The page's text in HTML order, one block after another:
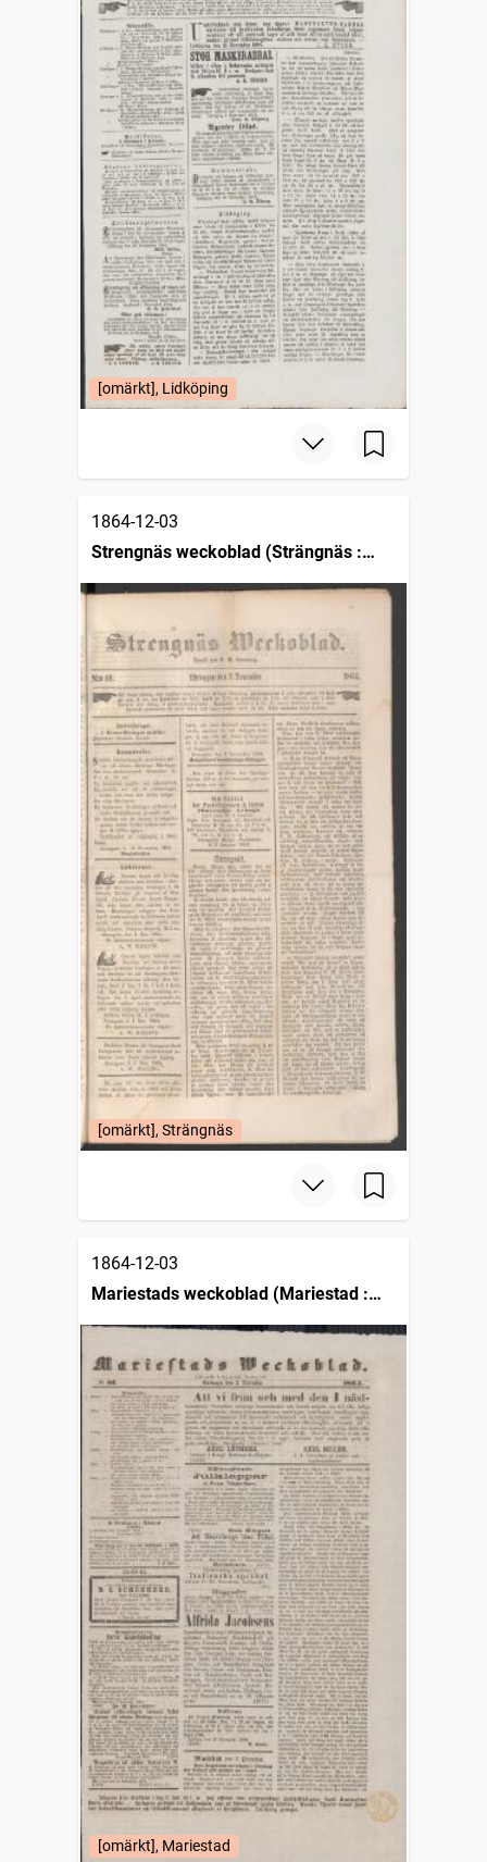
[omärkt], Lidköping
1864-12-03
Strengnäs weckoblad (Strängnäs :
1862)
[omärkt], Strängnäs
1864-12-03
Mariestads weckoblad (Mariestad :
1834)
[omärkt], Mariestad